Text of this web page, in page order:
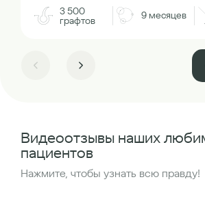
3 500
графтов 9 месяцев
Видеоотзывы наших
пациентов
Нажмите, чтобы узнать всю правду!